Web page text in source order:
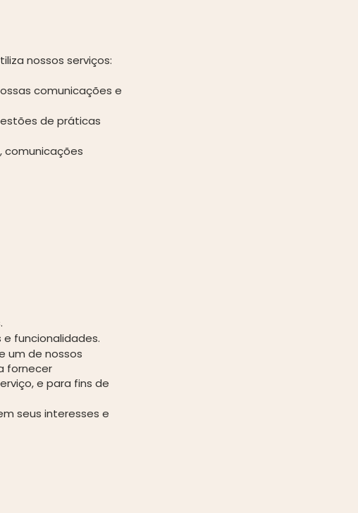
nossos serviços:
comunicações e
de práticas
comunicações
funcionalidades.
um de nossos
fornecer
e para fins de
seus interesses e